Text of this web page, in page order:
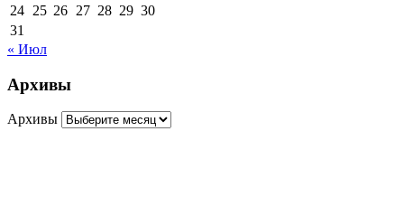
24 25 26 27 28 29 30
31
« Июл
Архивы
Архивы